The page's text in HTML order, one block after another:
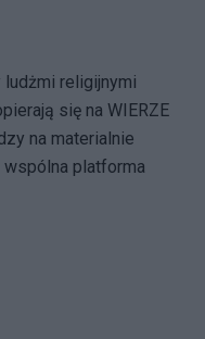
religijnymi
się na WIERZE
na materialnie
wspólna platforma